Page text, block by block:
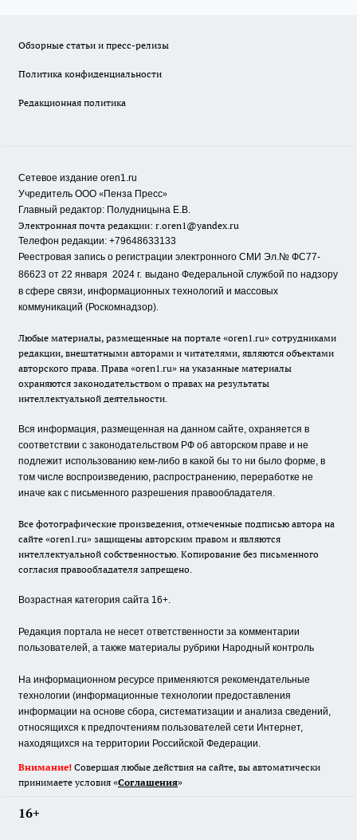
Обзорные статьи и пресс-релизы
Политика конфиденциальности
Редакционная политика
Сетевое издание oren1.ru
Учредитель ООО «Пенза Пресс»
Главный редактор: Полудницына Е.В.
Электронная почта редакции: r.oren1@yandex.ru
Телефон редакции: +79648633133
Реестровая запись о регистрации электронного СМИ Эл.№ ФС77-
86623 от 22 января 2024 г. выдано Федеральной службой по надзору
в сфере связи, информационных технологий и массовых
коммуникаций (Роскомнадзор).
Любые материалы, размещенные на портале «oren1.ru» сотрудниками
редакции, внештатными авторами и читателями, являются объектами
авторского права. Права «oren1.ru» на указанные материалы
охраняются законодательством о правах на результаты
интеллектуальной деятельности.
Вся информация, размещенная на данном сайте, охраняется в
соответствии с законодательством РФ об авторском праве и не
подлежит использованию кем-либо в какой бы то ни было форме, в
том числе воспроизведению, распространению, переработке не
иначе как с письменного разрешения правообладателя.
Все фотографические произведения, отмеченные подписью автора на
сайте «oren1.ru» защищены авторским правом и являются
интеллектуальной собственностью. Копирование без письменного
согласия правообладателя запрещено.
Возрастная категория сайта 16+.
Редакция портала не несет ответственности за комментарии
пользователей, а также материалы рубрики Народный контроль
На информационном ресурсе применяются рекомендательные
технологии (информационные технологии предоставления
информации на основе сбора, систематизации и анализа сведений,
относящихся к предпочтениям пользователей сети Интернет,
находящихся на территории Российской Федерации.
Внимание! Совершая любые действия на сайте, вы автоматически
принимаете условия «Cоглашения»
16+